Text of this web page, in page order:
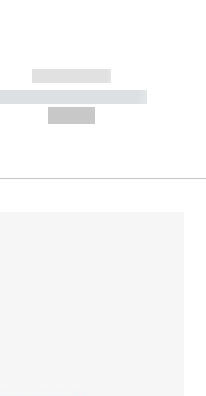
------------
-----------